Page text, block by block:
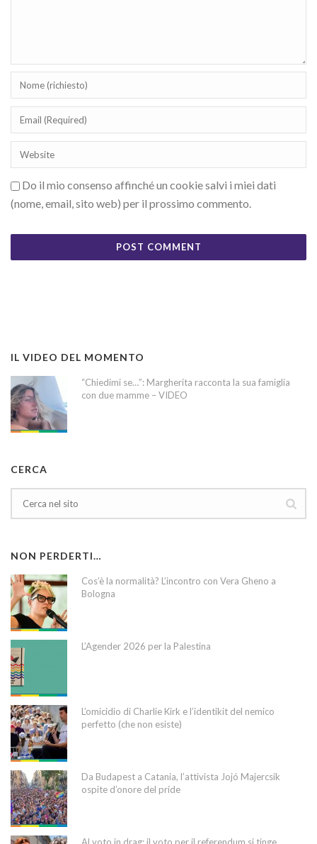
Do il mio consenso affinché un cookie salvi i miei dati
(nome, email, sito web) per il prossimo commento.
IL VIDEO DEL MOMENTO
“Chiedimi se…”: Margherita racconta la sua famiglia
con due mamme – VIDEO
CERCA
NON PERDERTI…
Cos’è la normalità? L’incontro con Vera Gheno a
Bologna
L’Agender 2026 per la Palestina
L’omicidio di Charlie Kirk e l’identikit del nemico
perfetto (che non esiste)
Da Budapest a Catania, l’attivista Jojó Majercsik
ospite d’onore del pride